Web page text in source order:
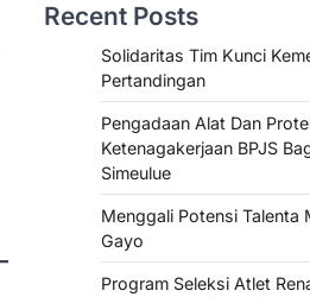
Recent Posts
Solidaritas Tim Kunci
Pertandingan
Pengadaan Alat Dan
Ketenagakerjaan BPJS
Simeulue
Menggali Potensi Talenta
Gayo
Program Seleksi Atlet